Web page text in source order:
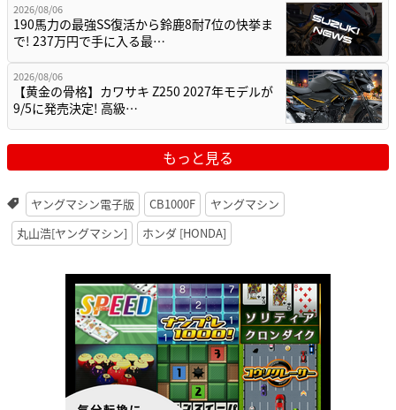
2026/08/06
190馬力の最強SS復活から鈴鹿8耐7位の快挙ま
で! 237万円で手に入る最…
2026/08/06
【黄金の骨格】カワサキ Z250 2027年モデルが
9/5に発売決定! 高級…
もっと見る
ヤングマシン電子版 CB1000F
ヤングマシン
丸山浩[ヤングマシン]
ホンダ [HONDA]